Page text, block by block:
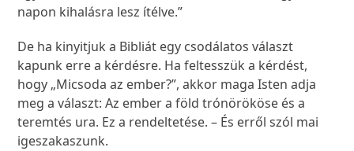
napon kihalásra lesz ítélve.”
De ha kinyitjuk a Bibliát egy csodálatos választ
kapunk erre a kérdésre. Ha feltesszük a kérdést,
hogy „Micsoda az ember?”, akkor maga Isten adja
meg a választ: Az ember a föld trónörököse és a
teremtés ura. Ez a rendeltetése. – És erről szól mai
igeszakaszunk.